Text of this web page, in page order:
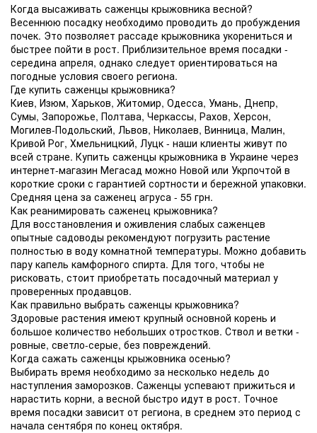
Когда высаживать саженцы крыжовника весной?
Весеннюю посадку необходимо проводить до пробуждения
почек. Это позволяет рассаде крыжовника укорениться и
быстрее пойти в рост. Приблизительное время посадки -
середина апреля, однако следует ориентироваться на
погодные условия своего региона.
Где купить саженцы крыжовника?
Киев, Изюм, Харьков, Житомир, Одесса, Умань, Днепр,
Сумы, Запорожье, Полтава, Черкассы, Рахов, Херсон,
Могилев-Подольский, Львов, Николаев, Винница, Малин,
Кривой Рог, Хмельницкий, Луцк - наши клиенты живут по
всей стране. Купить саженцы крыжовника в Украине через
интернет-магазин Мегасад можно Новой или Укрпочтой в
короткие сроки с гарантией сортности и бережной упаковки.
Средняя цена за саженец агруса - 55 грн.
Как реанимировать саженец крыжовника?
Для восстановления и оживления слабых саженцев
опытные садоводы рекомендуют погрузить растение
полностью в воду комнатной температуры. Можно добавить
пару капель камфорного спирта. Для того, чтобы не
рисковать, стоит приобретать посадочный материал у
проверенных продавцов.
Как правильно выбрать саженцы крыжовника?
Здоровые растения имеют крупный основной корень и
большое количество небольших отростков. Ствол и ветки -
ровные, светло-серые, без повреждений.
Когда сажать саженцы крыжовника осенью?
Выбирать время необходимо за несколько недель до
наступления заморозков. Саженцы успевают прижиться и
нарастить корни, а весной быстро идут в рост. Точное
время посадки зависит от региона, в среднем это период с
начала сентября по конец октября.